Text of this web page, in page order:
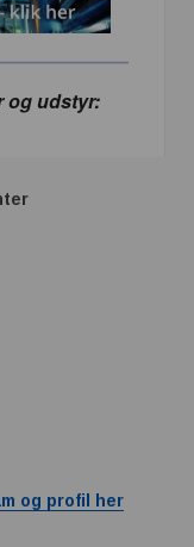
og udstyr:
og profil her